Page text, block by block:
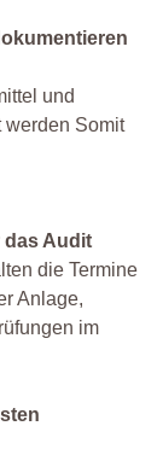
und
werden Somit
das Audit
die Termine
Anlage,
im